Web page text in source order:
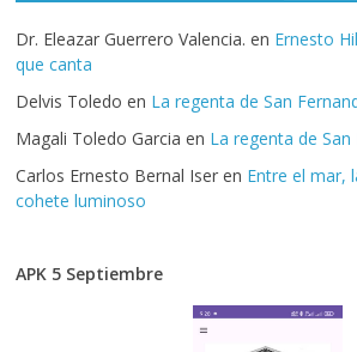
Dr. Eleazar Guerrero Valencia. en Ernesto
que canta
Delvis Toledo en La regenta de San
Magali Toledo Garcia en La regenta de
Carlos Ernesto Bernal Iser en Entre el mar,
cohete luminoso
APK 5 Septiembre